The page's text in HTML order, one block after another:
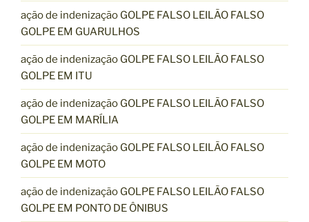
ação de indenização GOLPE FALSO LEILÃO FALSO
GOLPE EM GUARULHOS
ação de indenização GOLPE FALSO LEILÃO FALSO
GOLPE EM ITU
ação de indenização GOLPE FALSO LEILÃO FALSO
GOLPE EM MARÍLIA
ação de indenização GOLPE FALSO LEILÃO FALSO
GOLPE EM MOTO
ação de indenização GOLPE FALSO LEILÃO FALSO
GOLPE EM PONTO DE ÔNIBUS